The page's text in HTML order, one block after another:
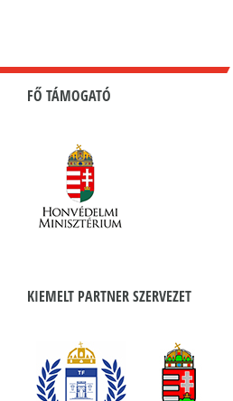
FŐ TÁMOGATÓ
KIEMELT PARTNER SZERVEZET